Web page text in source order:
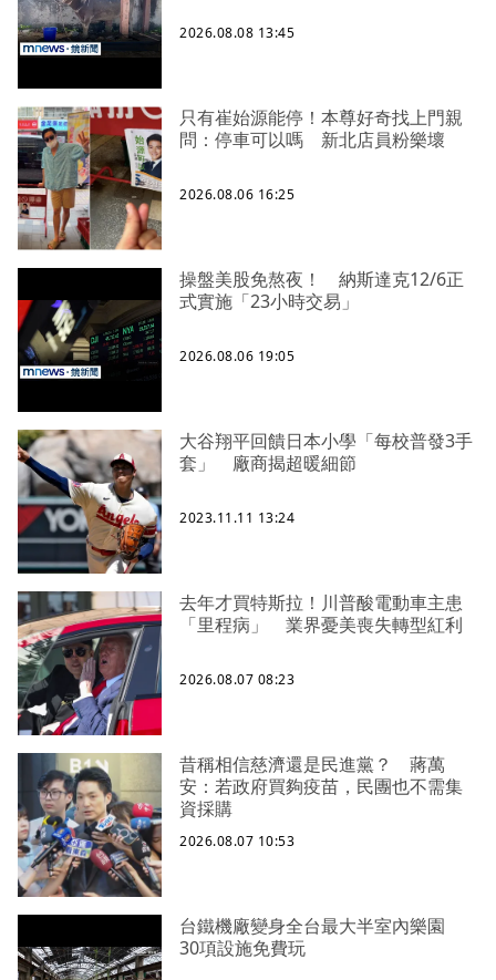
2026.08.08 13:45
只有崔始源能停！本尊好奇找上門親
問：停車可以嗎 新北店員粉樂壞
2026.08.06 16:25
操盤美股免熬夜！ 納斯達克12/6正
式實施「23小時交易」
2026.08.06 19:05
大谷翔平回饋日本小學「每校普發3手
套」 廠商揭超暖細節
2023.11.11 13:24
去年才買特斯拉！川普酸電動車主患
「里程病」 業界憂美喪失轉型紅利
2026.08.07 08:23
昔稱相信慈濟還是民進黨？ 蔣萬
安：若政府買夠疫苗，民團也不需集
資採購
2026.08.07 10:53
台鐵機廠變身全台最大半室內樂園
30項設施免費玩